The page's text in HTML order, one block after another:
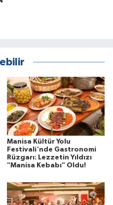
Manisa Kültür Yolu
Festivali'nde Gastronomi
Rüzgarı: Lezzetin Yıldızı
"Manisa Kebabı" Oldu!